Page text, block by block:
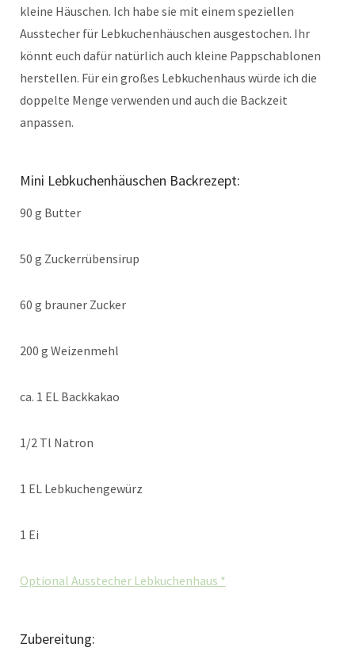
kleine Häuschen. Ich habe sie mit einem speziellen
Ausstecher für Lebkuchenhäuschen ausgestochen. Ihr
könnt euch dafür natürlich auch kleine Pappschablonen
herstellen. Für ein großes Lebkuchenhaus würde ich die
doppelte Menge verwenden und auch die Backzeit
anpassen.
Mini Lebkuchenhäuschen Backrezept:
90 g Butter
50 g Zuckerrübensirup
60 g brauner Zucker
200 g Weizenmehl
ca. 1 EL Backkakao
1/2 Tl Natron
1 EL Lebkuchengewürz
1 Ei
Optional Ausstecher Lebkuchenhaus *
Zubereitung: